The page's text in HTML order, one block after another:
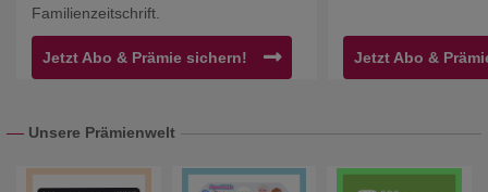
Jetzt Abo & Prämie sichern!
Familienzeitschrift.
Jetzt Abo &
Unsere Prämienwelt